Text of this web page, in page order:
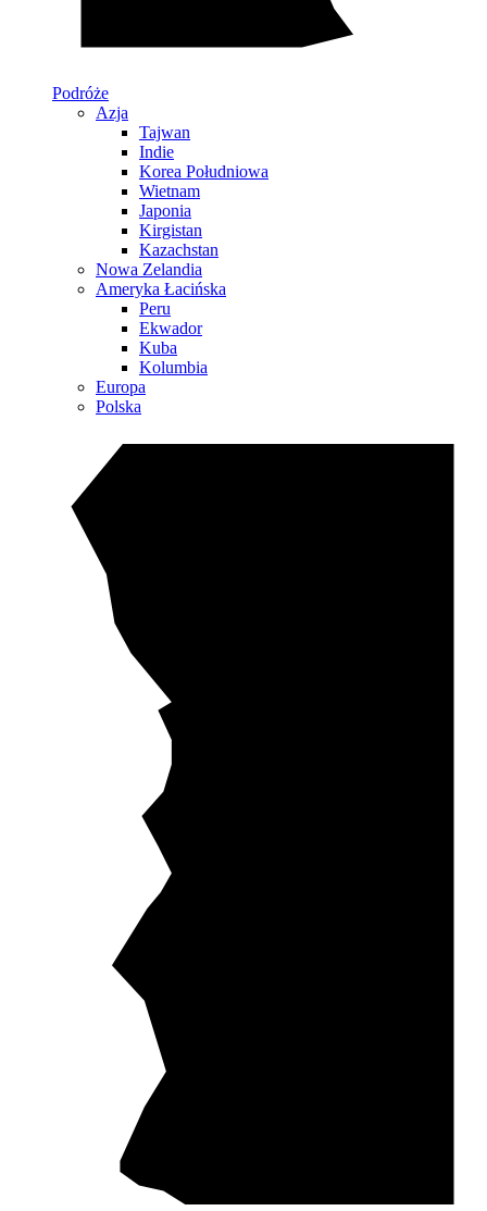
Podróże
Azja
Tajwan
Indie
Korea Południowa
Wietnam
Japonia
Kirgistan
Kazachstan
Nowa Zelandia
Ameryka Łacińska
Peru
Ekwador
Kuba
Kolumbia
Europa
Polska